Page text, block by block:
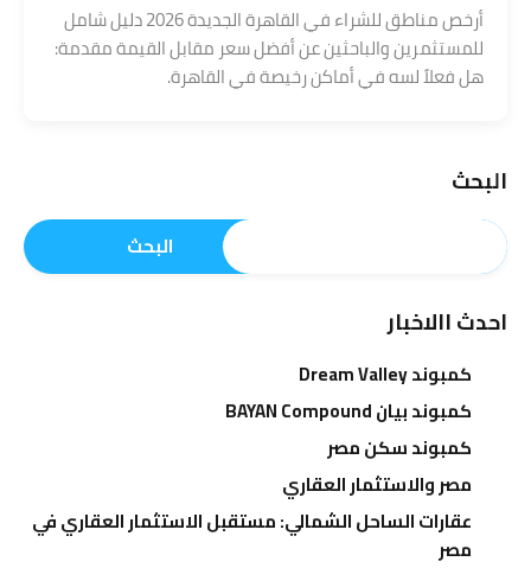
أرخص مناطق للشراء في القاهرة الجديدة 2026 دليل شامل
للمستثمرين والباحثين عن أفضل سعر مقابل القيمة مقدمة:
هل فعلاً لسه في أماكن رخيصة في القاهرة.
البحث
البحث
احدث االاخبار
كمبوند Dream Valley
كمبوند بيان BAYAN Compound
كمبوند سكن مصر
مصر والاستثمار العقاري
عقارات الساحل الشمالي: مستقبل الاستثمار العقاري في
مصر